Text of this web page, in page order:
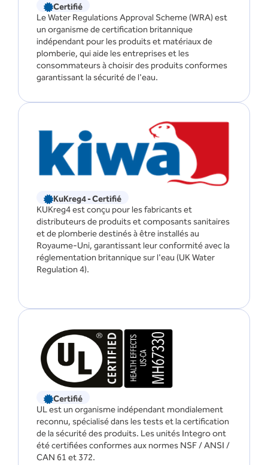
Certifié
Le Water Regulations Approval Scheme (WRA) est
un organisme de certification britannique
indépendant pour les produits et matériaux de
plomberie, qui aide les entreprises et les
consommateurs à choisir des produits conformes
garantissant la sécurité de l'eau.
KuKreg4 - Certifié
KUKreg4 est conçu pour les fabricants et
distributeurs de produits et composants sanitaires
et de plomberie destinés à être installés au
Royaume-Uni, garantissant leur conformité avec la
réglementation britannique sur l'eau (UK Water
Regulation 4).
Certifié
UL est un organisme indépendant mondialement
reconnu, spécialisé dans les tests et la certification
de la sécurité des produits. Les unités Integro ont
été certifiées conformes aux normes NSF / ANSI /
CAN 61 et 372.